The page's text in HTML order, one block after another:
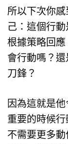
所以下次你
己：這個行
根據策略回
會行動嗎？
刀鋒？
因為這就是
重要的時候
不需要更多